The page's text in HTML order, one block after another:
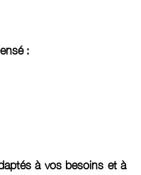
:
à vos besoins et à